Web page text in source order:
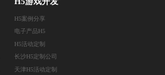
H5案例分享
电子产品H5
H5活动定制
长沙H5定制公司
天津H5活动定制